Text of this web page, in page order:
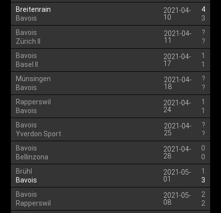
Breitenrain
Bavois
2021-04-
10
4
3
Bavois
Zürich II
2021-04-
11
?
?
Bavois
Basel II
2021-04-
17
1
1
Münsingen
Bavois
2021-04-
18
?
?
Rapperswil
Bavois
2021-04-
24
1
1
Bavois
Yverdon Sport
2021-04-
25
?
?
Bavois
Bellinzona
2021-04-
28
0
0
Brühl
Bavois
2021-05-
01
1
3
Bavois
Rapperswil
2021-05-
08
2
2